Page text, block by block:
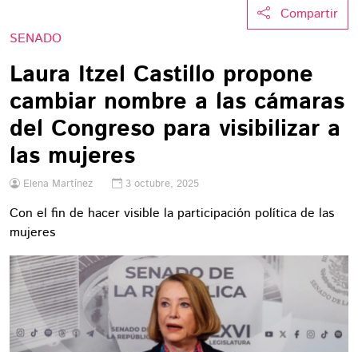
Compartir
SENADO
Laura Itzel Castillo propone
cambiar nombre a las cámaras
del Congreso para visibilizar a
las mujeres
Elena Martínez 3 octubre, 2025
Con el fin de hacer visible la participación política de las
mujeres